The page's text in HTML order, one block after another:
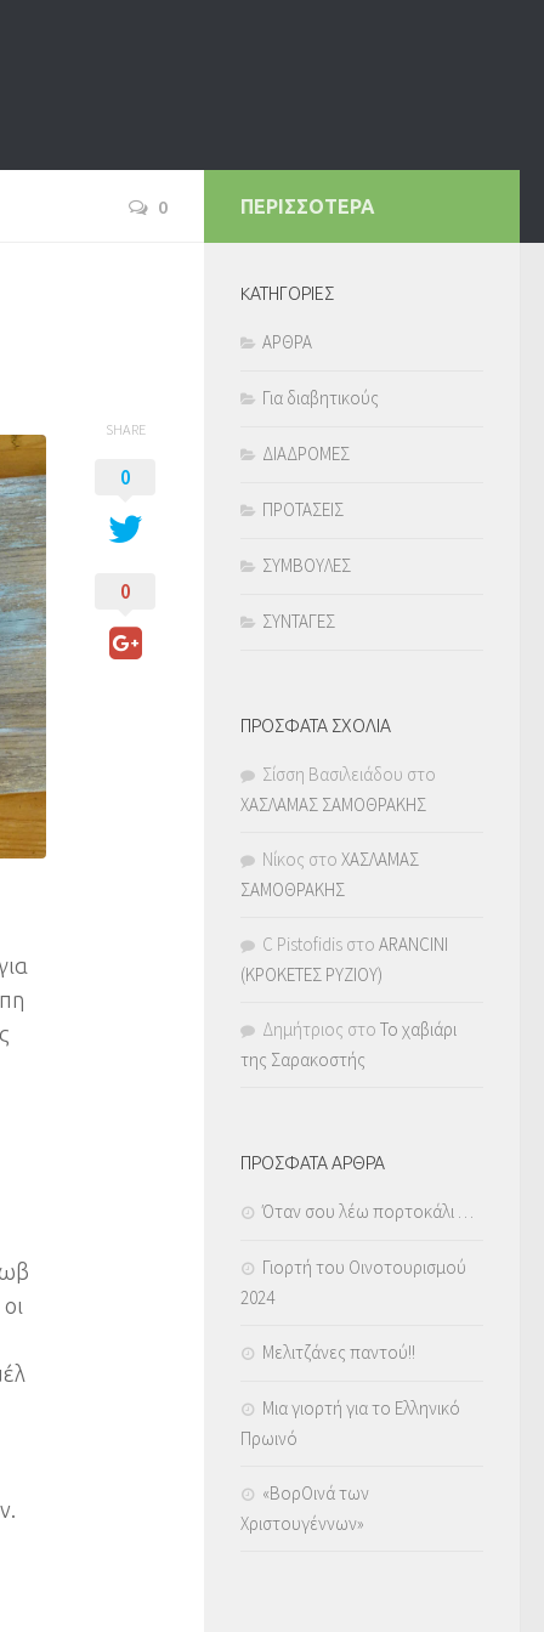
0
SHARE
0
0
ΠΕΡΙΣΣΟΤΕΡΑ
KΑΤΗΓΟΡΙΕΣ
ΑΡΘΡΑ
Για διαβητικούς
ΔΙΑΔΡΟΜΕΣ
ΠΡΟΤΑΣΕΙΣ
ΣΥΜΒΟΥΛΕΣ
ΣΥΝΤΑΓΕΣ
ΠΡΟΣΦΑΤΑ ΣΧΟΛΙΑ
Σίσση Βασιλειάδου στο
ΧΑΣΛΑΜΑΣ ΣΑΜΟΘΡΑΚΗΣ
Νίκος στο ΧΑΣΛΑΜΑΣ
ΣΑΜΟΘΡΑΚΗΣ
C Pistofidis στο ARANCINI
(ΚΡΟΚΕΤΕΣ ΡΥΖΙΟΥ)
Δημήτριος στο Το χαβιάρι
της Σαρακοστής
ΠΡΟΣΦΑΤΑ ΑΡΘΡΑ
Όταν σου λέω πορτοκάλι …
Γιορτή του Οινοτουρισμού
2024
Μελιτζάνες παντού!!
Μια γιορτή για το Ελληνικό
Πρωινό
«ΒορΟινά των
Χριστουγέννων»